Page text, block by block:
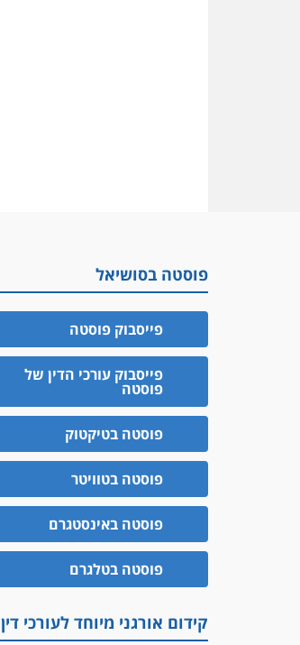
פוסטה בסושיאל
פייסבוק פוסטה
פייסבוק עורכי הדין של
פוסטה
פוסטה בטיקטוק
פוסטה בטוויטר
פוסטה באינסטגרם
פוסטה בטלגרם
קידום אורגני מיוחד לעורכי דין